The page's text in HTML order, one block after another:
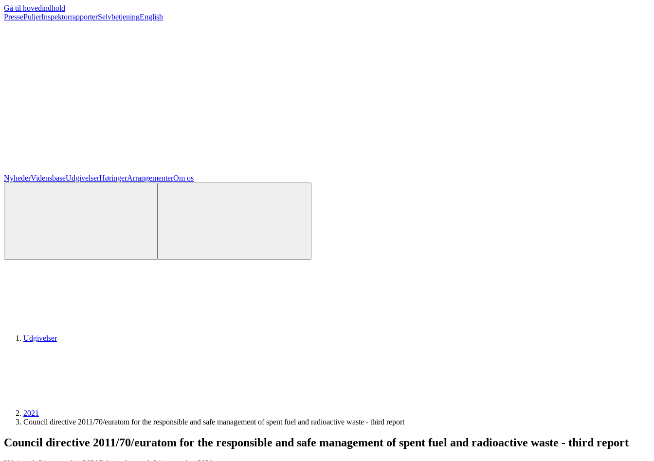
Gå til hovedindhold
PressePuljerInspektorrapporterSelvbetjeningEnglish
NyhederVidensbaseUdgivelserHøringerArrangementerOm os
Udgivelser
2021
Council directive 2011/70/euratom for the responsible and safe management of spent fuel and radioactive waste - third report
Council directive 2011/70/euratom for the responsible and safe management of spent fuel and radioactive waste - third report